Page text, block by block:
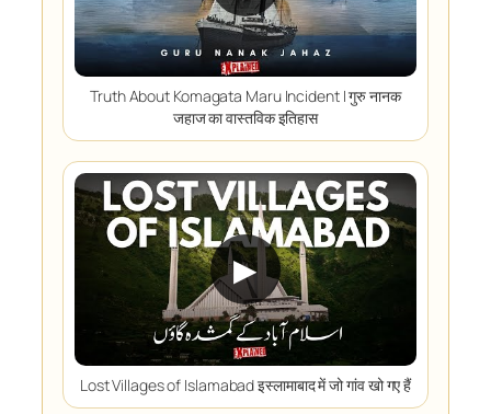
Truth About Komagata Maru Incident I गुरु नानक
जहाज का वास्तविक इतिहास
▶
Lost Villages of Islamabad इस्लामाबाद में जो गांव खो गए हैं